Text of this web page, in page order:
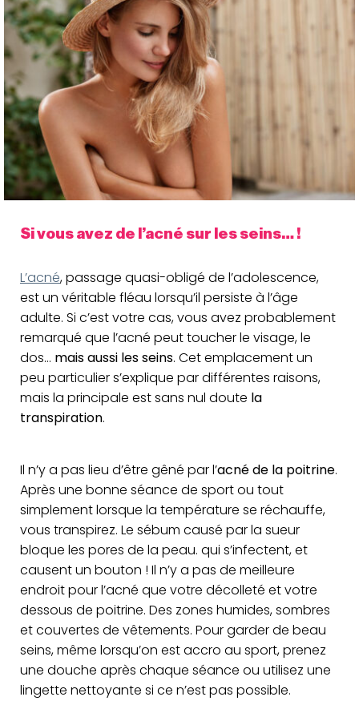
Si vous avez de l’acné sur les seins… !
L’acné, passage quasi-obligé de l’adolescence,
est un véritable fléau lorsqu’il persiste à l’âge
adulte. Si c’est votre cas, vous avez probablement
remarqué que l’acné peut toucher le visage, le
dos… mais aussi les seins. Cet emplacement un
peu particulier s’explique par différentes raisons,
mais la principale est sans nul doute la
transpiration.
Il n’y a pas lieu d’être gêné par l’acné de la poitrine.
Après une bonne séance de sport ou tout
simplement lorsque la température se réchauffe,
vous transpirez. Le sébum causé par la sueur
bloque les pores de la peau. qui s’infectent, et
causent un bouton ! Il n’y a pas de meilleure
endroit pour l’acné que votre décolleté et votre
dessous de poitrine. Des zones humides, sombres
et couvertes de vêtements. Pour garder de beau
seins, même lorsqu’on est accro au sport, prenez
une douche après chaque séance ou utilisez une
lingette nettoyante si ce n’est pas possible.